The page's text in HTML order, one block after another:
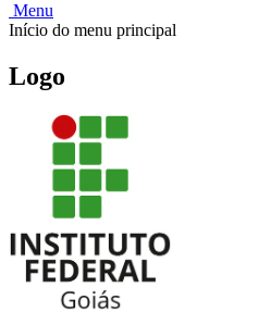
Menu
Início do menu principal
Logo